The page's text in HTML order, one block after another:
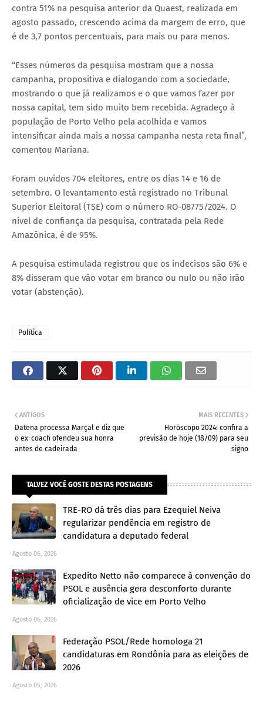
contra 51% na pesquisa anterior da Quaest, realizada em
agosto passado, crescendo acima da margem de erro, que
é de 3,7 pontos percentuais, para mais ou para menos.
“Esses números da pesquisa mostram que a nossa
campanha, propositiva e dialogando com a sociedade,
mostrando o que já realizamos e o que vamos fazer por
nossa capital, tem sido muito bem recebida. Agradeço à
população de Porto Velho pela acolhida e vamos
intensificar ainda mais a nossa campanha nesta reta final”,
comentou Mariana.
Foram ouvidos 704 eleitores, entre os dias 14 e 16 de
setembro. O levantamento está registrado no Tribunal
Superior Eleitoral (TSE) com o número RO-08775/2024. O
nível de confiança da pesquisa, contratada pela Rede
Amazônica, é de 95%.
A pesquisa estimulada registrou que os indecisos são 6% e
8% disseram que vão votar em branco ou nulo ou não irão
votar (abstenção).
Política
MAIS RECENTES
Horóscopo 2024: confira a
previsão de hoje (18/09) para seu
signo
ANTIGOS
Datena processa Marçal e diz que
o ex-coach ofendeu sua honra
antes de cadeirada
TALVEZ VOCÊ GOSTE DESTAS POSTAGENS
TRE-RO dá três dias para Ezequiel Neiva
regularizar pendência em registro de
candidatura a deputado federal
Agosto 06, 2026
Expedito Netto não comparece à convenção do
PSOL e ausência gera desconforto durante
oficialização de vice em Porto Velho
Agosto 06, 2026
Federação PSOL/Rede homologa 21
candidaturas em Rondônia para as eleições de
2026
Agosto 05, 2026